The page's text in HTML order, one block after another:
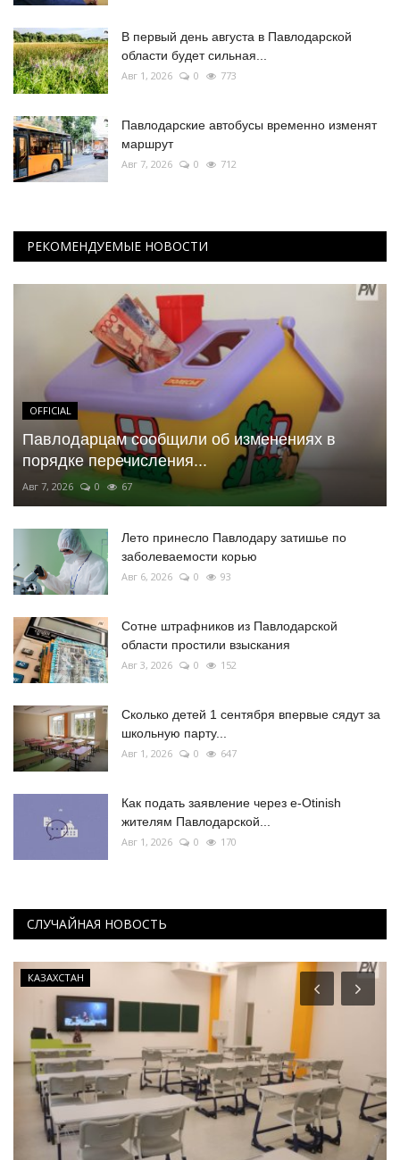
В первый день августа в Павлодарской
области будет сильная...
Авг 1, 2026 0 773
Павлодарские автобусы временно изменят
маршрут
Авг 7, 2026 0 712
РЕКОМЕНДУЕМЫЕ НОВОСТИ
OFFICIAL
Павлодарцам сообщили об изменениях в
порядке перечисления...
Авг 7, 2026 0 67
Лето принесло Павлодару затишье по
заболеваемости корью
Авг 6, 2026 0 93
Сотне штрафников из Павлодарской
области простили взыскания
Авг 3, 2026 0 152
Сколько детей 1 сентября впервые сядут за
школьную парту...
Авг 1, 2026 0 647
Как подать заявление через e-Otinish
жителям Павлодарской...
Авг 1, 2026 0 170
СЛУЧАЙНАЯ НОВОСТЬ
КАЗАХСТАН